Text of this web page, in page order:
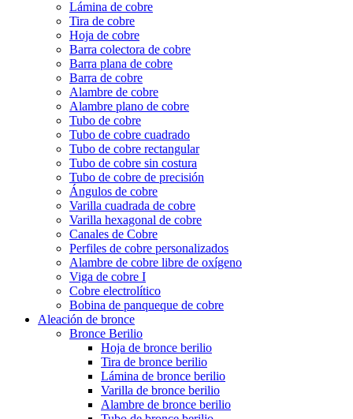
Lámina de cobre
Tira de cobre
Hoja de cobre
Barra colectora de cobre
Barra plana de cobre
Barra de cobre
Alambre de cobre
Alambre plano de cobre
Tubo de cobre
Tubo de cobre cuadrado
Tubo de cobre rectangular
Tubo de cobre sin costura
Tubo de cobre de precisión
Ángulos de cobre
Varilla cuadrada de cobre
Varilla hexagonal de cobre
Canales de Cobre
Perfiles de cobre personalizados
Alambre de cobre libre de oxígeno
Viga de cobre I
Cobre electrolítico
Bobina de panqueque de cobre
Aleación de bronce
Bronce Berilio
Hoja de bronce berilio
Tira de bronce berilio
Lámina de bronce berilio
Varilla de bronce berilio
Alambre de bronce berilio